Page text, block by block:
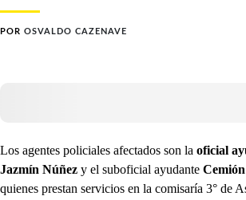
POR OSVALDO CAZENAVE
Los agentes policiales afectados son la oficial
Jazmín Núñez y el suboficial ayudante
quienes prestan servicios en la comisaría 3° de